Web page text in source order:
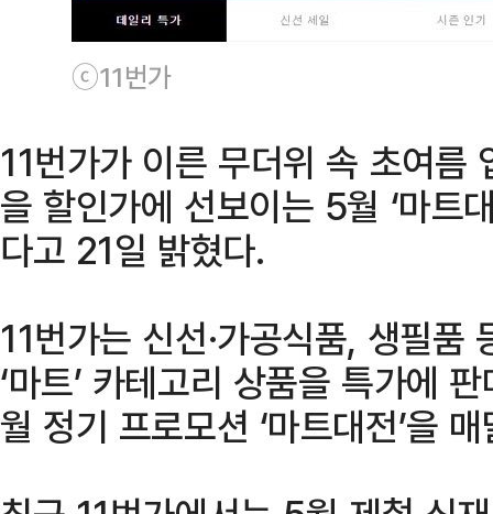
ⓒ11번가
11번가가 이른 무더위 속 초여름
을 할인가에 선보이는 5월 ‘마트
다고 21일 밝혔다.
11번가는 신선·가공식품, 생필품
‘마트’ 카테고리 상품을 특가에
월 정기 프로모션 ‘마트대전’을